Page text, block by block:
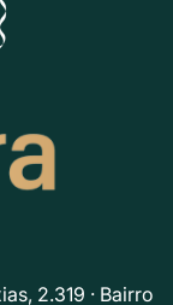
2.319 · Bairro